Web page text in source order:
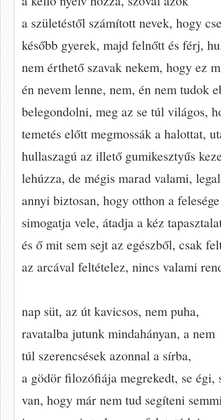
a születéstől számított nevek, hogy
később gyerek, majd felnőtt és férj,
nem érthető szavak nekem, hogy ez
én nevem lenne, nem, én nem tudok
belegondolni, meg az se túl világos,
temetés előtt megmossák a halottat,
hullaszagú az illető gumikesztyűs
lehúzza, de mégis marad valami,
annyi biztosan, hogy otthon a
simogatja vele, átadja a kéz
és ő mit sem sejt az egészből, csak
az arcával feltételez, nincs valami
nap süt, az út kavicsos, nem puha,
ravatalba jutunk mindahányan, a nem
túl szerencsések azonnal a sírba,
a gödör filozófiája megrekedt, se égi,
van, hogy már nem tud segíteni